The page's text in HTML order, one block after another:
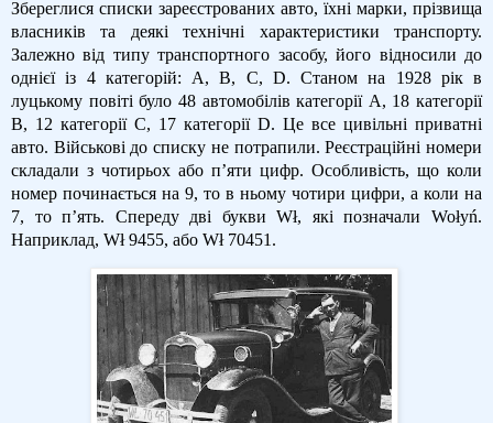
Збереглися списки зареєстрованих авто, їхні марки, прізвища
власників та деякі технічні характеристики транспорту.
Залежно від типу транспортного засобу, його відносили до
однієї із 4 категорій: A, B, C, D. Станом на 1928 рік в
луцькому повіті було 48 автомобілів категорії А, 18 категорії
B, 12 категорії С, 17 категорії D. Це все цивільні приватні
авто. Військові до списку не потрапили. Реєстраційні номери
складали з чотирьох або п’яти цифр. Особливість, що коли
номер починається на 9, то в ньому чотири цифри, а коли на
7, то п’ять. Спереду дві букви Wł, які позначали Wołyń.
Наприклад, Wł 9455, або Wł 70451.